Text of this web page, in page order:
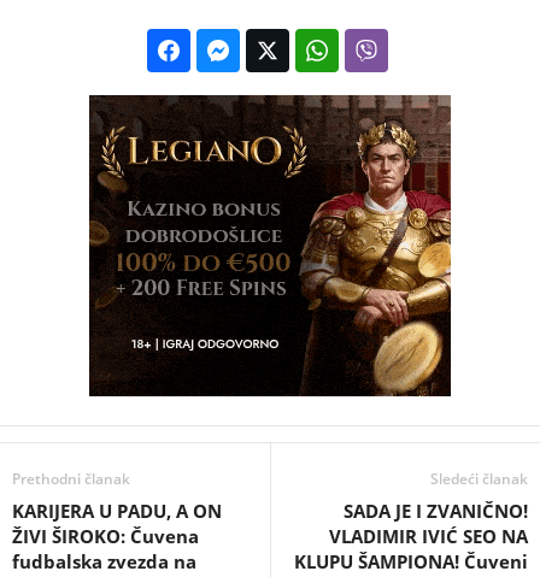
Prethodni članak
KARIJERA U PADU, A ON
ŽIVI ŠIROKO: Čuvena
fudbalska zvezda na
Sledeći članak
SADA JE I ZVANIČNO!
VLADIMIR IVIĆ SEO NA
KLUPU ŠAMPIONA! Čuveni